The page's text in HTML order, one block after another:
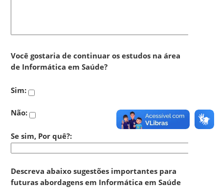
Você gostaria de continuar os estudos na área
de Informática em Saúde?
Sim:
Não:
Se sim, Por quê?:
Descreva abaixo sugestões importantes para
futuras abordagens em Informática em Saúde